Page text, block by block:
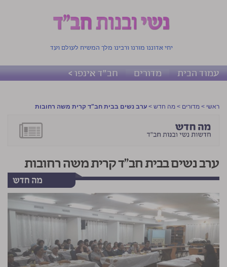
יחי אדוננו מורנו ורבינו מלך המשיח לעולם ועד
עמוד הבית מדורים חב"ד אינפו >
ראשי > מדורים > מה חדש > ערב נשים בבית חב"ד קרית משה רחובות
ערב נשים בבית חב"ד קרית משה רחובות